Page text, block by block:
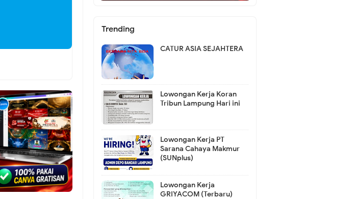
Trending
CATUR ASIA SEJAHTERA
Lowongan Kerja Koran
Tribun Lampung Hari ini
Lowongan Kerja PT
Sarana Cahaya Makmur
(SUNplus)
Lowongan Kerja
GRIYACOM (Terbaru)